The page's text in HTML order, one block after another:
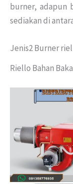
burner, adapun
sediakan di
Jenis2 Burner
Riello Bahan